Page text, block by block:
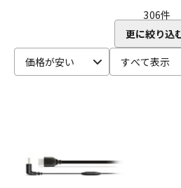
Inspired
KAWAI KAWAII FUTURESAMPLES
O-R
OVERLOUD Oyaide
306件
更に絞り込
価格が安い
すべて表示